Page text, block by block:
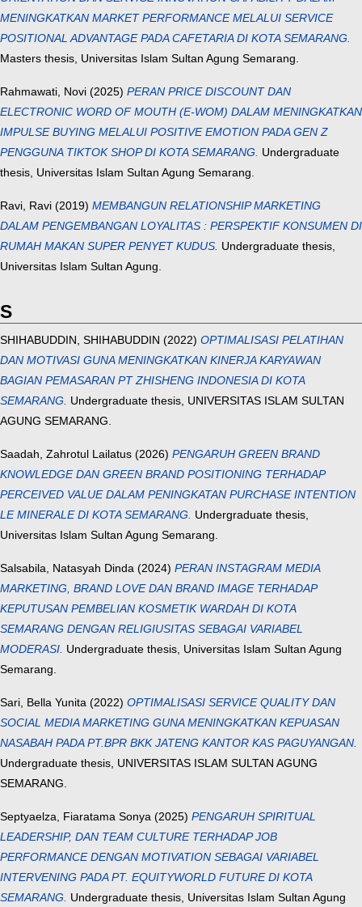
MENINGKATKAN MARKET PERFORMANCE MELALUI SERVICE
POSITIONAL ADVANTAGE PADA CAFETARIA DI KOTA SEMARANG.
Masters thesis, Universitas Islam Sultan Agung Semarang.
Rahmawati, Novi (2025) PERAN PRICE DISCOUNT DAN
ELECTRONIC WORD OF MOUTH (E-WOM) DALAM MENINGKATKAN
IMPULSE BUYING MELALUI POSITIVE EMOTION PADA GEN Z
PENGGUNA TIKTOK SHOP DI KOTA SEMARANG. Undergraduate
thesis, Universitas Islam Sultan Agung Semarang.
Ravi, Ravi (2019) MEMBANGUN RELATIONSHIP MARKETING
DALAM PENGEMBANGAN LOYALITAS : PERSPEKTIF KONSUMEN DI
RUMAH MAKAN SUPER PENYET KUDUS. Undergraduate thesis,
Universitas Islam Sultan Agung.
S
SHIHABUDDIN, SHIHABUDDIN (2022) OPTIMALISASI PELATIHAN
DAN MOTIVASI GUNA MENINGKATKAN KINERJA KARYAWAN
BAGIAN PEMASARAN PT ZHISHENG INDONESIA DI KOTA
SEMARANG. Undergraduate thesis, UNIVERSITAS ISLAM SULTAN
AGUNG SEMARANG.
Saadah, Zahrotul Lailatus (2026) PENGARUH GREEN BRAND
KNOWLEDGE DAN GREEN BRAND POSITIONING TERHADAP
PERCEIVED VALUE DALAM PENINGKATAN PURCHASE INTENTION
LE MINERALE DI KOTA SEMARANG. Undergraduate thesis,
Universitas Islam Sultan Agung Semarang.
Salsabila, Natasyah Dinda (2024) PERAN INSTAGRAM MEDIA
MARKETING, BRAND LOVE DAN BRAND IMAGE TERHADAP
KEPUTUSAN PEMBELIAN KOSMETIK WARDAH DI KOTA
SEMARANG DENGAN RELIGIUSITAS SEBAGAI VARIABEL
MODERASI. Undergraduate thesis, Universitas Islam Sultan Agung
Semarang.
Sari, Bella Yunita (2022) OPTIMALISASI SERVICE QUALITY DAN
SOCIAL MEDIA MARKETING GUNA MENINGKATKAN KEPUASAN
NASABAH PADA PT.BPR BKK JATENG KANTOR KAS PAGUYANGAN.
Undergraduate thesis, UNIVERSITAS ISLAM SULTAN AGUNG
SEMARANG.
Septyaelza, Fiaratama Sonya (2025) PENGARUH SPIRITUAL
LEADERSHIP, DAN TEAM CULTURE TERHADAP JOB
PERFORMANCE DENGAN MOTIVATION SEBAGAI VARIABEL
INTERVENING PADA PT. EQUITYWORLD FUTURE DI KOTA
SEMARANG. Undergraduate thesis, Universitas Islam Sultan Agung